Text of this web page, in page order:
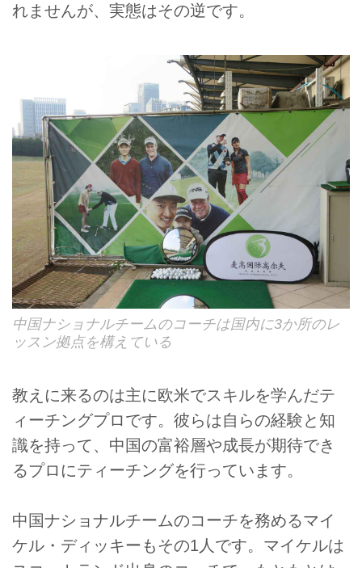
れませんが、実態はその逆です。
中国ナショナルチームのコーチは国内に3か所のレ
ッスン拠点を構えている
教えに来るのは主に欧米でスキルを学んだテ
ィーチングプロです。彼らは自らの経験と知
識を持って、中国の富裕層や成長が期待でき
るプロにティーチングを行っています。
中国ナショナルチームのコーチを務めるマイ
ケル・ディッキーもその1人です。マイケルは